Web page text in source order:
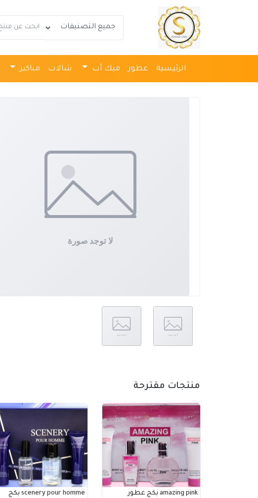
الرئيسية عطور ميك أب شالات مناكير
منتجات مقترحة
amazing pink بكج عطور
scenery pour homme بكج